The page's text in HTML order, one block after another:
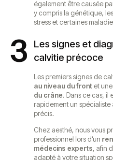
également être causée
y compris la génétique,
stress et certaines
3
Les signes et
calvitie précoce
Les premiers signes de
au niveau du front et une
du crâne. Dans ce cas, il
rapidement un spécialiste
précis.
Chez aesthé, nous vous
professionnel lors d’un
médecins experts, afin
adapté à votre situation